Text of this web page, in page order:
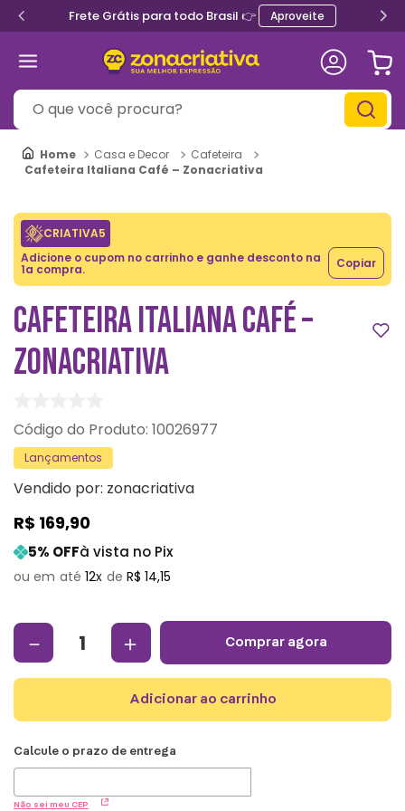
Frete Grátis para todo Brasil 👉 Aproveite
O que você procura?
Casa e Decor
Cafeteira
Cafeteira Italiana Café – Zonacriativa
CRIATIVA5
Adicione o cupom no carrinho e ganhe desconto na
1a compra. Copiar
CAFETEIRA ITALIANA CAFÉ –
ZONACRIATIVA
: 10026977
Lançamentos
Vendido por: zonacriativa
R$ 169,90
5% OFFà vista no Pix
12 R$ 14,15
＋
－ comprar agora
adicionar ao carrinho
Não sei meu CEP